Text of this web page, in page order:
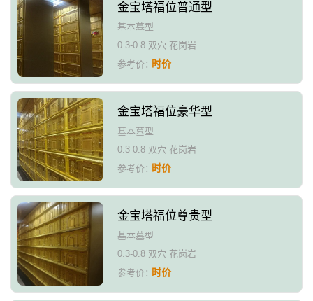
金宝塔福位普通型
基本墓型
0.3-0.8 双穴 花岗岩
参考价：时价
金宝塔福位豪华型
基本墓型
0.3-0.8 双穴 花岗岩
参考价：时价
金宝塔福位尊贵型
基本墓型
0.3-0.8 双穴 花岗岩
参考价：时价